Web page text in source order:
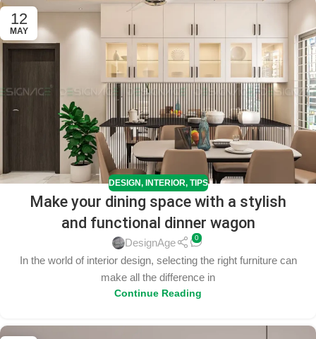
12
MAY
DESIGN, INTERIOR, TIPS
Make your dining space with a stylish
and functional dinner wagon
DesignAge 0
In the world of interior design, selecting the right furniture can
make all the difference in
Continue Reading